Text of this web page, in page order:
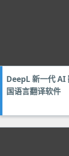
DeepL 新一代 AI
国语言翻译软件